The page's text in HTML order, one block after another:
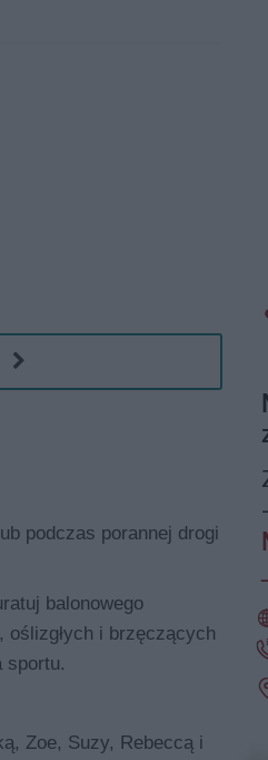
podczas porannej drogi
balonowego
oślizgłych i brzęczących
sportu.
Zoe, Suzy, Rebeccą i